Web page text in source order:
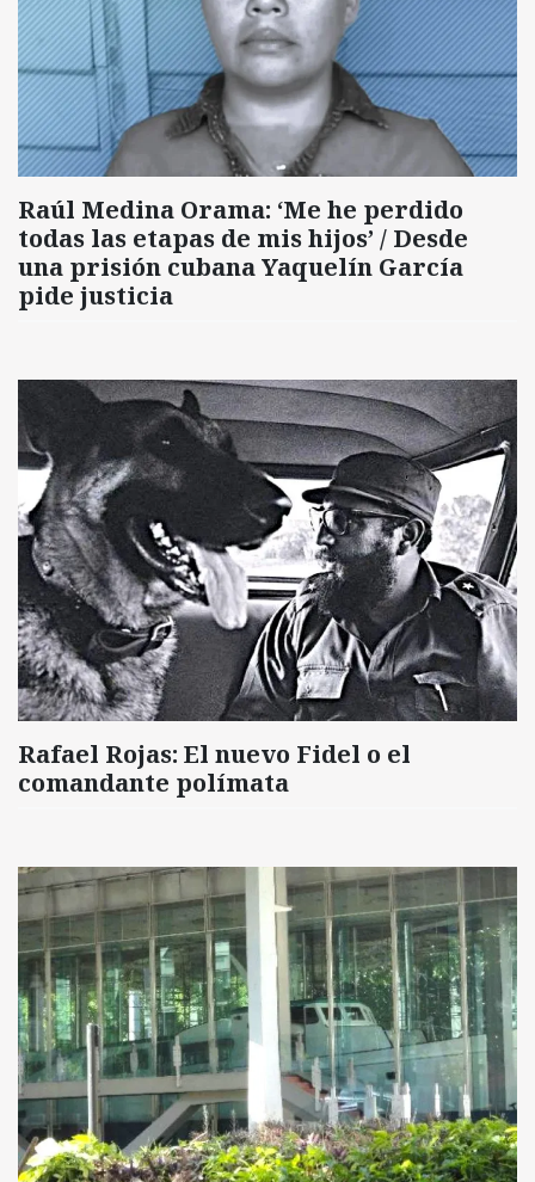
Raúl Medina Orama: ‘Me he perdido
todas las etapas de mis hijos’ / Desde
una prisión cubana Yaquelín García
pide justicia
Rafael Rojas: El nuevo Fidel o el
comandante polímata